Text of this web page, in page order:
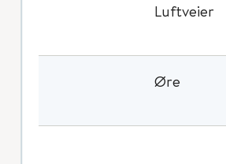
Luftveier
Øre